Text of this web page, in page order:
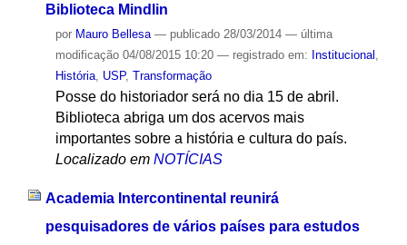
Biblioteca Mindlin
por Mauro Bellesa — publicado28/03/2014 — última
modificação04/08/2015 10:20 — registrado em: Institucional
História, USP, Transformação
Posse do historiador será no dia 15 de abril.
Biblioteca abriga um dos acervos mais
importantes sobre a história e cultura do país.
Localizado em NOTÍCIAS
Academia Intercontinental reunirá
pesquisadores de vários países para estudos